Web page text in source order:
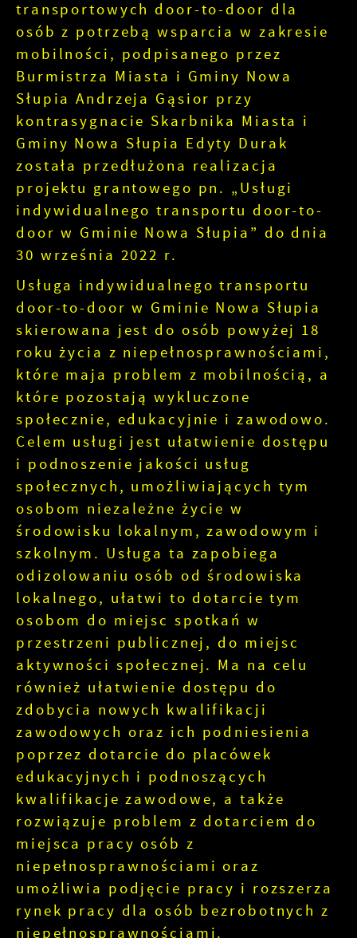
transportowych door-to-door dla
osób z potrzebą wsparcia w zakresie
mobilności, podpisanego przez
Burmistrza Miasta i Gminy Nowa
Słupia Andrzeja Gąsior przy
kontrasygnacie Skarbnika Miasta i
Gminy Nowa Słupia Edyty Durak
została przedłużona realizacja
projektu grantowego pn. „Usługi
indywidualnego transportu door-to-
door w Gminie Nowa Słupia” do dnia
30 września 2022 r.
Usługa indywidualnego transportu
door-to-door w Gminie Nowa Słupia
skierowana jest do osób powyżej 18
roku życia z niepełnosprawnościami,
które maja problem z mobilnością, a
które pozostają wykluczone
społecznie, edukacyjnie i zawodowo.
Celem usługi jest ułatwienie dostępu
i podnoszenie jakości usług
społecznych, umożliwiających tym
osobom niezależne życie w
środowisku lokalnym, zawodowym i
szkolnym. Usługa ta zapobiega
odizolowaniu osób od środowiska
lokalnego, ułatwi to dotarcie tym
osobom do miejsc spotkań w
przestrzeni publicznej, do miejsc
aktywności społecznej. Ma na celu
również ułatwienie dostępu do
zdobycia nowych kwalifikacji
zawodowych oraz ich podniesienia
poprzez dotarcie do placówek
edukacyjnych i podnoszących
kwalifikacje zawodowe, a także
rozwiązuje problem z dotarciem do
miejsca pracy osób z
niepełnosprawnościami oraz
umożliwia podjęcie pracy i rozszerza
rynek pracy dla osób bezrobotnych z
niepełnosprawnościami.